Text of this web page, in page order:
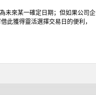
未來某一確定日期；但如果公司企
此獲得靈活選擇交易日的便利，